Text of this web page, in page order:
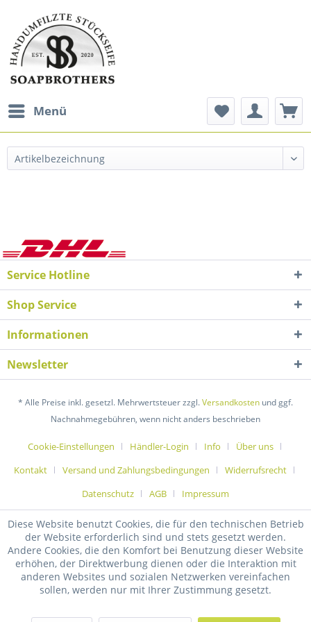
Menü
Service Hotline
Shop Service
Informationen
Newsletter
* Alle Preise inkl. gesetzl. Mehrwertsteuer zzgl.Versandkosten und ggf.
Nachnahmegebühren, wenn nicht anders beschrieben
Cookie-Einstellungen Händler-Login Info
Über uns
Kontakt
Versand und Zahlungsbedingungen
Widerrufsrecht
Datenschutz
AGB Impressum
Diese Website benutzt Cookies, die für den technischen Betrieb
der Website erforderlich sind und stets gesetzt werden.
Andere Cookies, die den Komfort bei Benutzung dieser Website
erhöhen, der Direktwerbung dienen oder die Interaktion mit
anderen Websites und sozialen Netzwerken vereinfachen
sollen, werden nur mit Ihrer Zustimmung gesetzt.